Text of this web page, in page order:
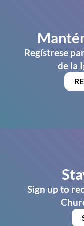
Regístrese
de la
Sign up to